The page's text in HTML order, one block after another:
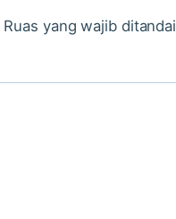
Ruas yang wajib ditandai